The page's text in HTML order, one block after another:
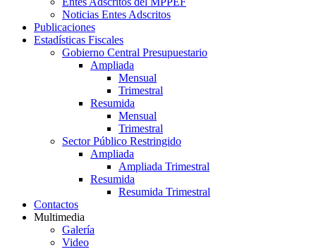
Noticias Entes Adscritos
Publicaciones
Estadísticas Fiscales
Gobierno Central Presupuestario
Ampliada
Mensual
Trimestral
Resumida
Mensual
Trimestral
Sector Público Restringido
Ampliada
Ampliada Trimestral
Resumida
Resumida Trimestral
Contactos
Multimedia
Galería
Video